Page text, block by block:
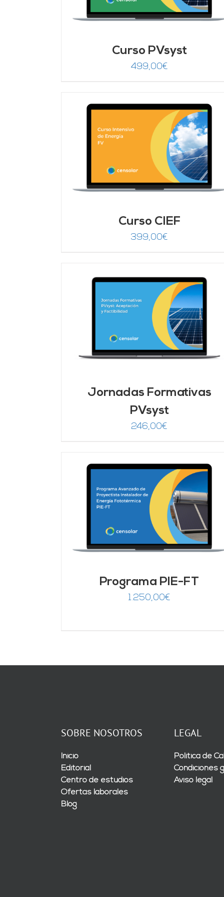
Curso PVsyst
499,00€
Curso CIEF
399,00€
AÑADIR AL CARRITO / DETALLES
Jornadas Formativas
PVsyst
246,00€
AÑADIR AL CARRITO / DETALLES
Programa PIE-FT
1.250,00€
AÑADIR AL CARRITO / DETALLES
SOBRE NOSOTROS
Inicio
Editorial
Centro de estudios
Ofertas laborales
Blog
LEGAL
Política de
Condiciones
Aviso legal